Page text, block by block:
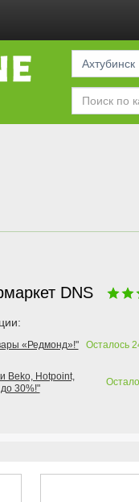
Ахтубинск
DNS
«Редмонд»!" Осталось
Beko, Hotpoint,
30%!"